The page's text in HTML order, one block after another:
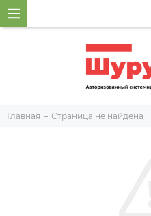
Главная Страница не найдена